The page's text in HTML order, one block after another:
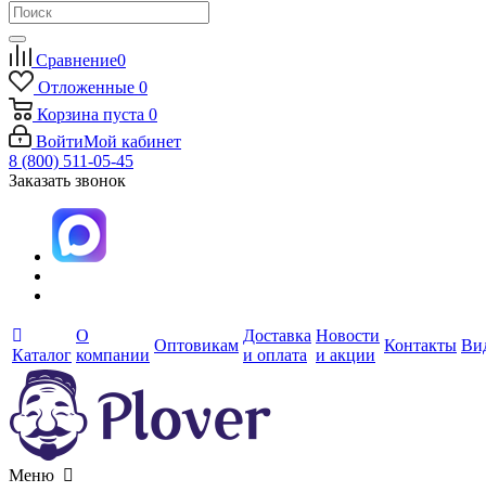
Сравнение0
Отложенные 0
Корзина пуста 0
ВойтиМой кабинет
8 (800) 511-05-45
Заказать звонок
Каталог
О
компании
Оптовикам
Доставка
и оплата
Новости
и акции
Контакты
Меню